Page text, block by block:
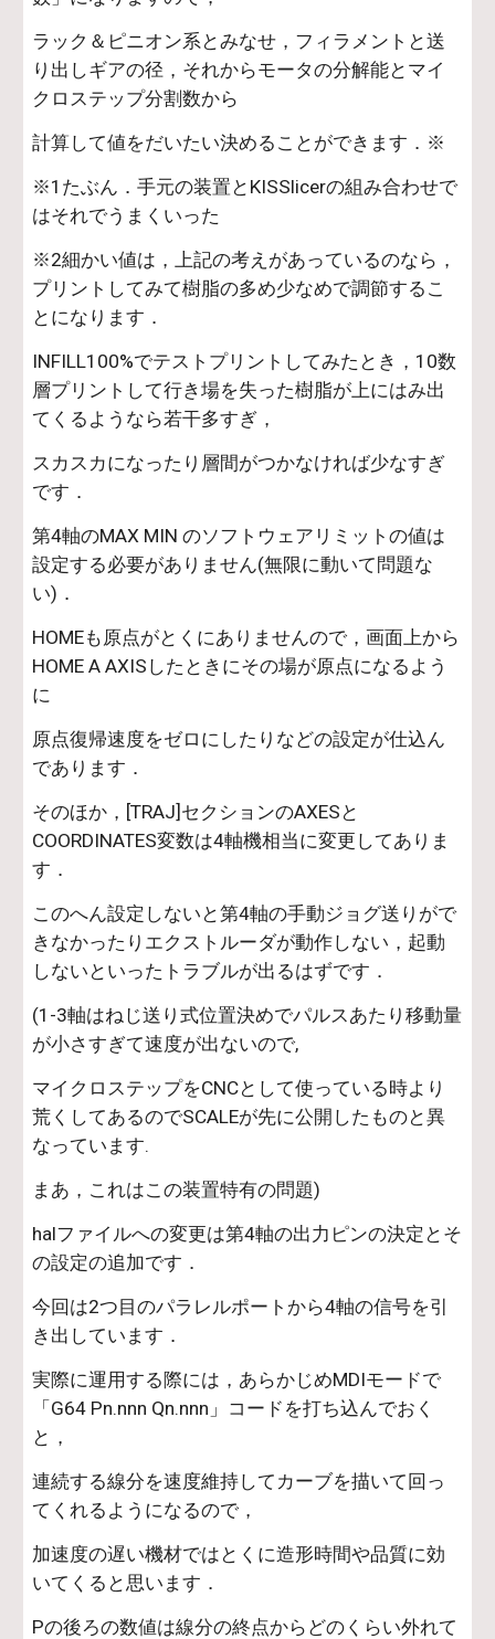
ラック＆ピニオン系とみなせ，フィラメントと送
り出しギアの径，それからモータの分解能とマイ
クロステップ分割数から
計算して値をだいたい決めることができます．※
※1たぶん．手元の装置とKISSlicerの組み合わせで
はそれでうまくいった
※2細かい値は，上記の考えがあっているのなら，
プリントしてみて樹脂の多め少なめで調節するこ
とになります．
INFILL100%でテストプリントしてみたとき，10数
層プリントして行き場を失った樹脂が上にはみ出
てくるようなら若干多すぎ，
スカスカになったり層間がつかなければ少なすぎ
です．
第4軸のMAX MIN のソフトウェアリミットの値は
設定する必要がありません(無限に動いて問題な
い)．
HOMEも原点がとくにありませんので，画面上から
HOME A AXISしたときにその場が原点になるよう
に
原点復帰速度をゼロにしたりなどの設定が仕込ん
であります．
そのほか，[TRAJ]セクションのAXESと
COORDINATES変数は4軸機相当に変更してありま
す．
このへん設定しないと第4軸の手動ジョグ送りがで
きなかったりエクストルーダが動作しない，起動
しないといったトラブルが出るはずです．
(1-3軸はねじ送り式位置決めでパルスあたり移動量
が小さすぎて速度が出ないので,
マイクロステップをCNCとして使っている時より
荒くしてあるのでSCALEが先に公開したものと異
なっています.
まあ，これはこの装置特有の問題)
halファイルへの変更は第4軸の出力ピンの決定とそ
の設定の追加です．
今回は2つ目のパラレルポートから4軸の信号を引
き出しています．
実際に運用する際には，あらかじめMDIモードで
「G64 Pn.nnn Qn.nnn」コードを打ち込んでおく
と，
連続する線分を速度維持してカーブを描いて回っ
てくれるようになるので，
加速度の遅い機材ではとくに造形時間や品質に効
いてくると思います．
Pの後ろの数値は線分の終点からどのくらい外れて